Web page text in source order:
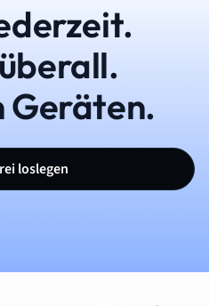
Geräten.
loslegen